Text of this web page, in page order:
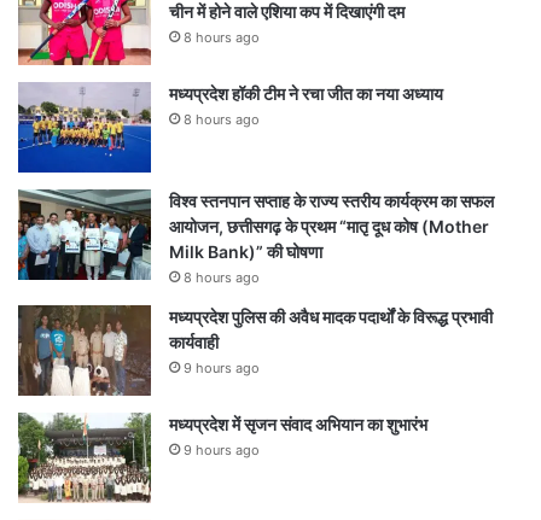
चीन में होने वाले एशिया कप में दिखाएंगी दम
8 hours ago
मध्यप्रदेश हॉकी टीम ने रचा जीत का नया अध्याय
8 hours ago
विश्व स्तनपान सप्ताह के राज्य स्तरीय कार्यक्रम का सफल
आयोजन, छत्तीसगढ़ के प्रथम “मातृ दूध कोष (Mother
Milk Bank)” की घोषणा
8 hours ago
मध्यप्रदेश पुलिस की अवैध मादक पदार्थों के विरूद्ध प्रभावी
कार्यवाही
9 hours ago
मध्यप्रदेश में सृजन संवाद अभियान का शुभारंभ
9 hours ago